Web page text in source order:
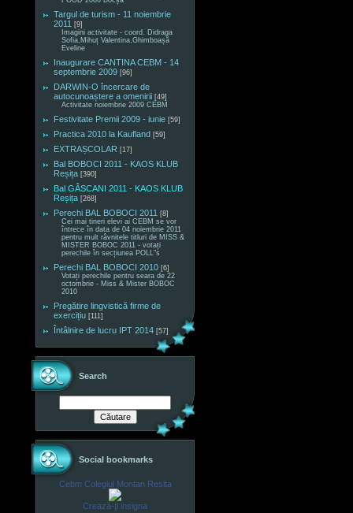
Targul de turism - 11 noiembrie
2011 [9]
Imagini activitate - coord. Didraga
Sofia,Mihuț Valentina,Ghimboașă
Eveline
Inaugurare CANTINA CEBM - 14
septembrie 2009 [96]
DARWIN-O încercare de
autocunoaștere a omenirii [49]
Activitate noiembrie 2009 CEBM
Festivitate Premii 2009 - iunie [59]
Practica 2010 la Kaufland [59]
EXTRAȘCOLAR [17]
Bal BOBOCI 2011 - KAOS KLUB
Reșița [390]
Bal GÂSCANI 2011 - KAOS KLUB
Reșița [268]
Perechi BAL BOBOCI 2011 [8]
Cei mai tineri elevi ai CEBM se vor
întrece în data de 04 noiembrie 2011
pentru mult râvnitele titluri de MISS &
MISTER BOBOC 2011 - votați
perechile în secțiunea POLL"s
Perechi BAL BOBOCI 2010 [6]
Votați perechile pentru seara de 22
octombrie - Miss & Mister BOBOC
2010
Pregătire lingvistică firme de
exercițiu [111]
Întâlnire de lucru IPT 2014 [57]
Search
Social bookmarks
Cebm Colegiul Montan Resita
Crează-ţi insigna